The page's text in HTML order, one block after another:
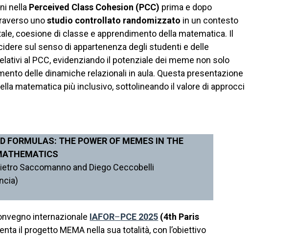
nella Perceived Class Cohesion (PCC) prima e dopo
unostudio controllato randomizzato in un contesto
coesione di classe e apprendimento della matematica. Il
sul senso di appartenenza degli studenti e delle
al PCC, evidenziando il potenziale dei meme non solo
delle dinamiche relazionali in aula. Questa presentazione
matematica più inclusivo, sottolineando il valore di approcci
FORMULAS: THE POWER OF MEMES IN THE
Saccomanno and Diego Ceccobelli
internazionale IAFOR–PCE 2025 (4th Paris
il progetto MEMA nella sua totalità, con l’obiettivo